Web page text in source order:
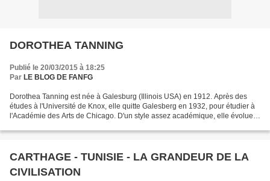
DOROTHEA TANNING
Publié le 20/03/2015 à 18:25
Par LE BLOG DE FANFG
Dorothea Tanning est née à Galesburg (Illinois USA) en 1912. Après des
études à l'Université de Knox, elle quitte Galesberg en 1932, pour étudier à
l'Académie des Arts de Chicago. D'un style assez académique, elle évolue
CARTHAGE - TUNISIE - LA GRANDEUR DE LA
CIVILISATION